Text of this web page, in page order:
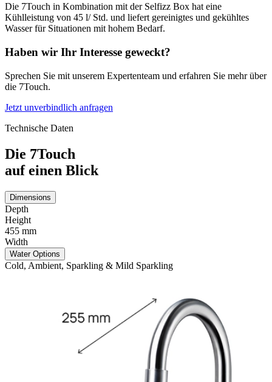
Die 7Touch in Kombination mit der Selfizz Box hat eine
Kühlleistung von 45 l/ Std. und liefert gereinigtes und gekühltes
Wasser für Situationen mit hohem Bedarf.
Haben wir Ihr Interesse geweckt?
Sprechen Sie mit unserem Expertenteam und erfahren Sie mehr über
die 7Touch.
Jetzt unverbindlich anfragen
Technische Daten
Die 7Touch
auf einen Blick
Dimensions
Depth
Height
455 mm
Width
Water Options
Cold, Ambient, Sparkling & Mild Sparkling